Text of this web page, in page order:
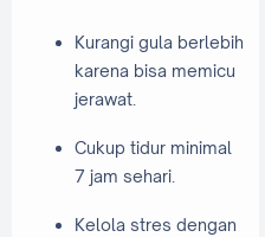
Kurangi gula berlebih
karena bisa memicu
jerawat.
Cukup tidur minimal
7 jam sehari.
Kelola stres dengan